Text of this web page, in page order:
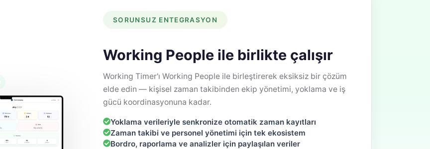
SORUNSUZ ENTEGRASYON
Working People ile birlikte çalışır
Working Timer'ı Working People ile birleştirerek eksiksiz bir çözüm
elde edin — kişisel zaman takibinden ekip yönetimi, yoklama ve iş
gücü koordinasyonuna kadar.
Yoklama verileriyle senkronize otomatik zaman kayıtları
Zaman takibi ve personel yönetimi için tek ekosistem
Bordro, raporlama ve analizler için paylaşılan veriler